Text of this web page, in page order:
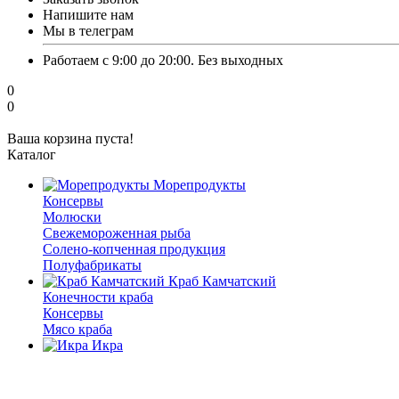
Напишите нам
Мы в телеграм
Работаем с 9:00 до 20:00. Без выходных
0
0
Ваша корзина пуста!
Каталог
Морепродукты
Консервы
Молюски
Свежемороженная рыба
Солено-копченная продукция
Полуфабрикаты
Краб Камчатский
Конечности краба
Консервы
Мясо краба
Икра